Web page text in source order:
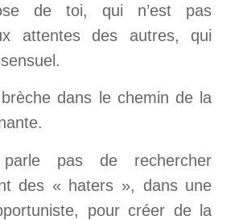
de toi, qui n’est pas
attentes des autres, qui
dans le chemin de la
pas de rechercher
des « haters », dans une
pour créer de la